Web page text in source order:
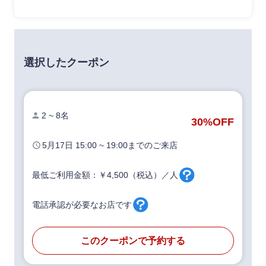
選択したクーポン
30%OFF
2 ~ 8名
5月17日 15:00 ~ 19:00までのご来店
最低ご利用金額：￥4,500（税込）／人
電話承認が必要なお店です
このクーポンで予約する